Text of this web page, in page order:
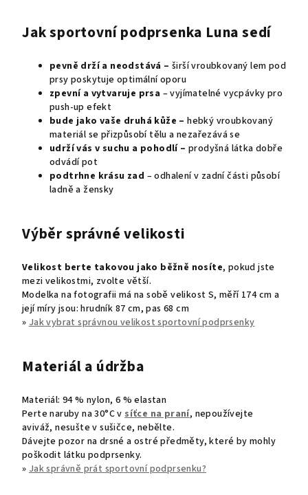
Jak sportovní podprsenka Luna sedí
pevně drží a neodstává – širší vroubkovaný lem pod
prsy poskytuje optimální oporu
zpevní a vytvaruje prsa – vyjímatelné vycpávky pro
push-up efekt
bude jako vaše druhá kůže – hebký vroubkovaný
materiál se přizpůsobí tělu a nezařezává se
udrží vás v suchu a pohodlí – prodyšná látka dobře
odvádí pot
podtrhne krásu zad – odhalení v zadní části působí
ladně a žensky
Výběr správné velikosti
Velikost berte takovou jako běžně nosíte, pokud jste
mezi velikostmi, zvolte větší.
Modelka na fotografii má na sobě velikost S, měří 174 cm a
její míry jsou: hrudník 87 cm, pas 68 cm
»Jak vybrat správnou velikost sportovní podprsenky
Materiál a údržba
Materiál:94 % nylon, 6 % elastan
Perte naruby na 30°C vsíťce na praní, nepoužívejte
aviváž, nesušte v sušičce, nebělte.
Dávejte pozor na drsné a ostré předměty, které by mohly
poškodit látku podprsenky.
»Jak správně prát sportovní podprsenku?